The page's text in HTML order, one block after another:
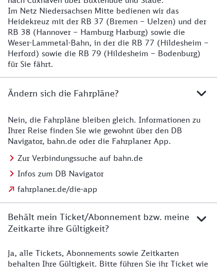
Im Netz Niedersachsen Mitte bedienen wir das
Heidekreuz mit der RB 37 (Bremen – Uelzen) und der
RB 38 (Hannover – Hamburg Harburg) sowie die
Weser-Lammetal-Bahn, in der die RB 77 (Hildesheim –
Herford) sowie die RB 79 (Hildesheim – Bodenburg)
für Sie fährt.
Ändern sich die Fahrpläne?
Details zu den Fahrplänen
Nein, die Fahrpläne bleiben gleich. Informationen zu
Ihrer Reise finden Sie wie gewohnt über den DB
Navigator, bahn.de oder die Fahrplaner App.
Zur Verbindungssuche auf bahn.de
Infos zum DB Navigator
fahrplaner.de/die-app
Behält mein Ticket/Abonnement bzw. meine
Zeitkarte ihre Gültigkeit?
Details zur Zeitkarte
Ja, alle Tickets, Abonnements sowie Zeitkarten
behalten Ihre Gültigkeit. Bitte führen Sie ihr Ticket wie